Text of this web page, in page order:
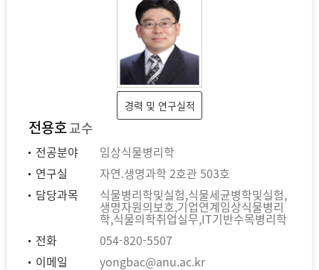
경력 및 연구실적
전용호교수
전공분야
임상식물병리학
연구실
자연.생명과학 2호관 503호
담당과목
식물병리학및실험,식물세균병학및실험,
생명자원의보호,기업연계임상식물병리
학,식물의학취업실무,IT기반수목병리학
전화
054-820-5507
이메일
yongbac@anu.ac.kr